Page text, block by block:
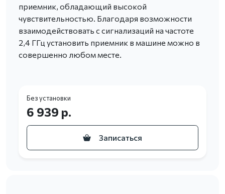
приемник, обладающий высокой
чувствительностью. Благодаря возможности
взаимодействовать с сигнализаций на частоте
2,4 ГГц установить приемник в машине можно в
совершенно любом месте.
Без установки
6 939 р.
Записаться